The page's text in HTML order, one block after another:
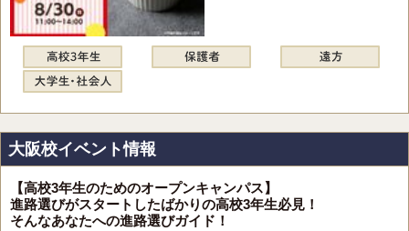
大阪校イベント情報
【高校3年生のためのオープンキャンパス】
進路選びがスタートしたばかりの高校3年生必見！
そんなあなたへの進路選びガイド！